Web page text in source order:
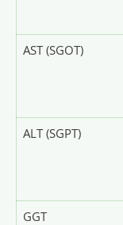
AST (SGOT)
ALT (SGPT)
GGT